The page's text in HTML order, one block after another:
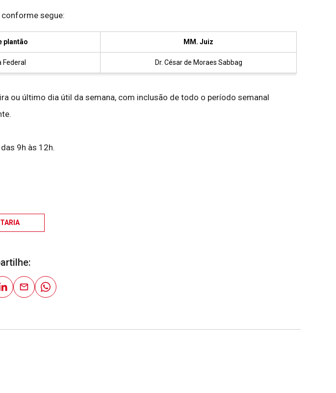
conforme segue:
plantão MM. Juiz
Federal Dr. César de Moraes Sabbag
ou último dia útil da semana, com inclusão de todo o período semanal
9h às 12h.